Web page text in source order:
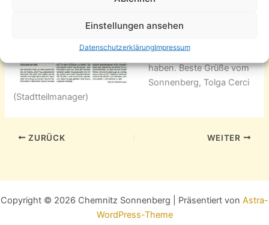
Einstellungen ansehen
DatenschutzerklärungImpressum
Ausgabe geworden, wie
Alle, die dazu beigetragen
haben. Beste Grüße vom
Sonnenberg, Tolga Cerci
(Stadtteilmanager)
ZURÜCK WEITER
Copyright © 2026 Chemnitz Sonnenberg | Präsentiert von Astra-
WordPress-Theme